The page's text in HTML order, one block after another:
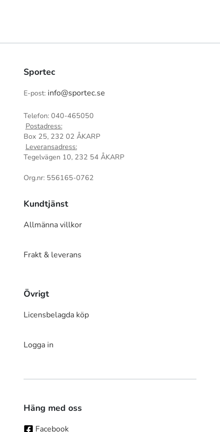
Sportec
E-post: info@sportec.se
Telefon: 040-465050
Postadress:
Box 25, 232 02 ÅKARP
Leveransadress:
Tegelvägen 10, 232 54 ÅKARP
Org.nr: 556165-0762
Kundtjänst
Allmänna villkor
Frakt & leverans
Övrigt
Licensbelagda köp
Logga in
Häng med oss
Facebook